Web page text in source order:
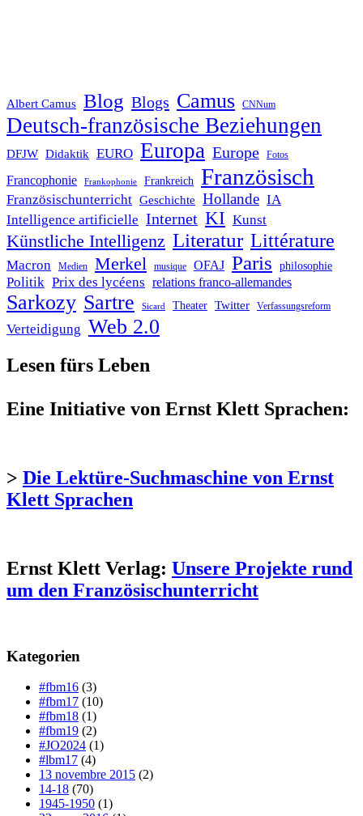
Albert Camus Blog Blogs Camus CNNum
Deutsch-französische Beziehungen
DFJW Didaktik EURO Europa Europe Fotos
Francophonie Frankophonie Frankreich Französisch
Französischunterricht Geschichte Hollande IA
Intelligence artificielle Internet KI Kunst
Künstliche Intelligenz Literatur Littérature
Macron Medien Merkel musique OFAJ Paris philosophie
Politik Prix des lycéens relations franco-allemandes
Sarkozy Sartre Sicard Theater Twitter Verfassungsreform
Verteidigung Web 2.0
Lesen fürs Leben
Eine Initiative von Ernst Klett Sprachen:
> Die Lektüre-Suchmaschine von Ernst
Klett Sprachen
Ernst Klett Verlag: Unsere Projekte rund
um den Französischunterricht
Kategorien
#fbm16 (3)
#fbm17 (10)
#fbm18 (1)
#fbm19 (2)
#JO2024 (1)
#lbm17 (4)
13 novembre 2015 (2)
14-18 (70)
1945-1950 (1)